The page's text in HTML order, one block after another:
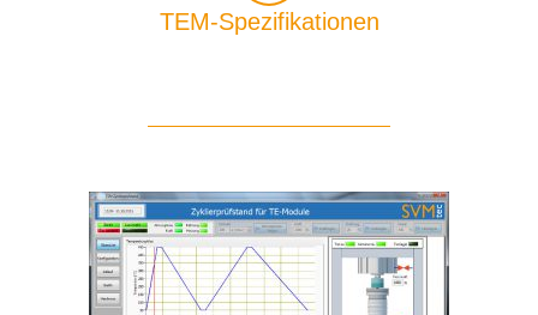
TEM-Spezifikationen